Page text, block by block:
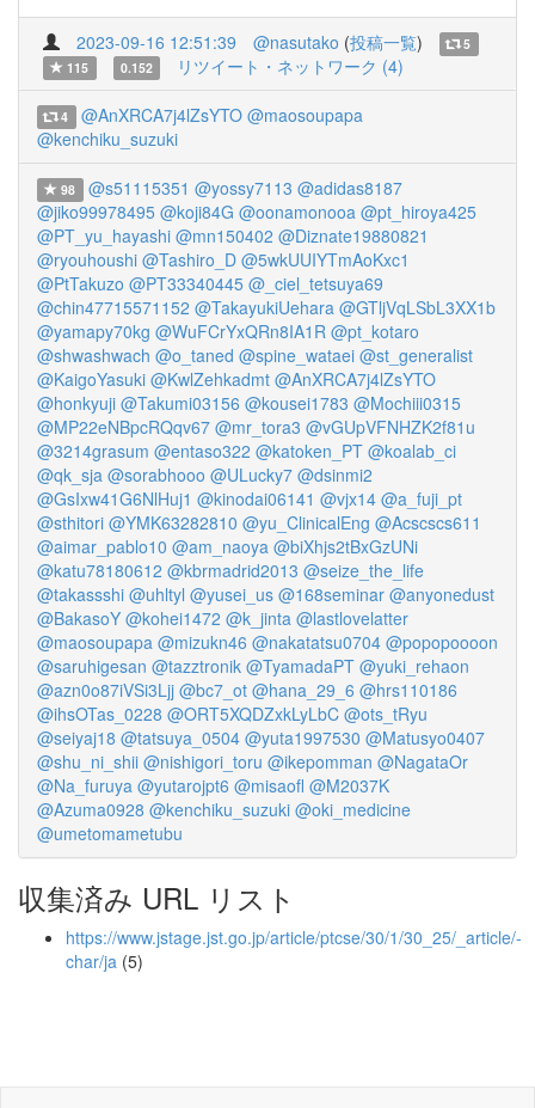
2023-09-16 12:51:39 @nasutako (投稿一覧)
5
115
0.152 リツイート・ネットワーク (4)
4 @AnXRCA7j4lZsYTO @maosoupapa
@kenchiku_suzuki
98 @s51115351 @yossy7113 @adidas8187
@jiko99978495 @koji84G @oonamonooa @pt_hiroya425
@PT_yu_hayashi @mn150402 @Diznate19880821
@ryouhoushi @Tashiro_D @5wkUUIYTmAoKxc1
@PtTakuzo @PT33340445 @_ciel_tetsuya69
@chin47715571152 @TakayukiUehara @GTljVqLSbL3XX1b
@yamapy70kg @WuFCrYxQRn8IA1R @pt_kotaro
@shwashwach @o_taned @spine_wataei @st_generalist
@KaigoYasuki @KwlZehkadmt @AnXRCA7j4lZsYTO
@honkyuji @Takumi03156 @kousei1783 @Mochiii0315
@MP22eNBpcRQqv67 @mr_tora3 @vGUpVFNHZK2f81u
@3214grasum @entaso322 @katoken_PT @koalab_ci
@qk_sja @sorabhooo @ULucky7 @dsinmi2
@GsIxw41G6NlHuj1 @kinodai06141 @vjx14 @a_fuji_pt
@sthitori @YMK63282810 @yu_ClinicalEng @Acscscs611
@aimar_pablo10 @am_naoya @biXhjs2tBxGzUNi
@katu78180612 @kbrmadrid2013 @seize_the_life
@takassshi @uhltyl @yusei_us @168seminar @anyonedust
@BakasoY @kohei1472 @k_jinta @lastlovelatter
@maosoupapa @mizukn46 @nakatatsu0704 @popopoooon
@saruhigesan @tazztronik @TyamadaPT @yuki_rehaon
@azn0o87iVSi3Ljj @bc7_ot @hana_29_6 @hrs110186
@ihsOTas_0228 @ORT5XQDZxkLyLbC @ots_tRyu
@seiyaj18 @tatsuya_0504 @yuta1997530 @Matusyo0407
@shu_ni_shii @nishigori_toru @ikepomman @NagataOr
@Na_furuya @yutarojpt6 @misaofl @M2037K
@Azuma0928 @kenchiku_suzuki @oki_medicine
@umetomametubu
収集済み URL リスト
https://www.jstage.jst.go.jp/article/ptcse/30/1/30_25/_article/-
char/ja (5)